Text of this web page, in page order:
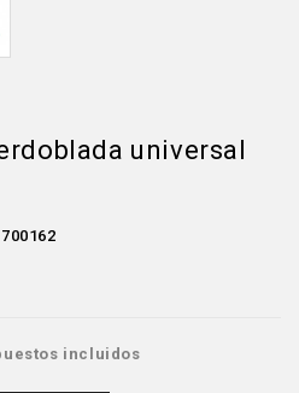
universal
700162
incluidos